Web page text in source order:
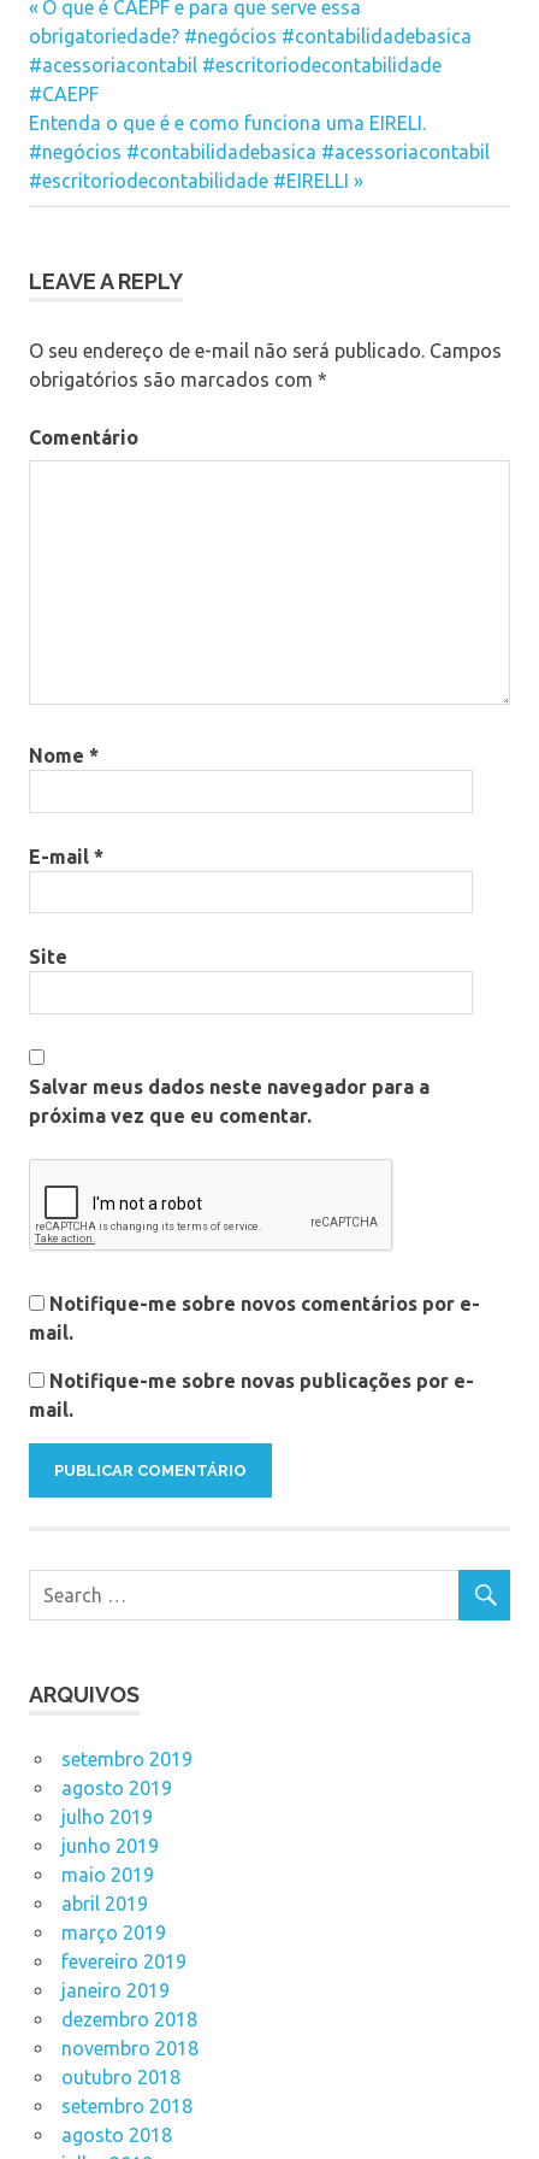
janela) janela) janela)
de
giro
Navegação
de
Post
Previous
Post:
O que é CAEPF e para que serve essa
obrigatoriedade? #negócios #contabilidadebasica
#acessoriacontabil #escritoriodecontabilidade
#CAEPF
Next
Post:
Entenda o que é e como funciona uma EIRELI.
#negócios #contabilidadebasica #acessoriacontabil
#escritoriodecontabilidade #EIRELLI
LEAVE A REPLY
O seu endereço de e-mail não será publicado. Campos
obrigatórios são marcados com *
Comentário
Nome *
E-mail *
Site
Salvar meus dados neste navegador para a
próxima vez que eu comentar.
Notifique-me sobre novos comentários por e-
mail.
Notifique-me sobre novas publicações por e-
mail.
ARQUIVOS
setembro 2019
agosto 2019
julho 2019
junho 2019
maio 2019
abril 2019
março 2019
fevereiro 2019
janeiro 2019
dezembro 2018
novembro 2018
outubro 2018
setembro 2018
agosto 2018